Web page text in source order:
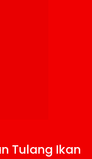
Tulang Ikan